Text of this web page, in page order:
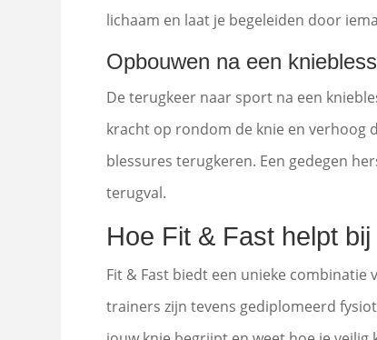
lichaam en laat je begeleiden door
Opbouwen na een
De terugkeer naar sport na een
kracht op rondom de knie en verhoog
blessures terugkeren. Een gedegen
terugval.
Hoe Fit & Fast helpt
Fit & Fast biedt een unieke
trainers zijn tevens gediplomeerd